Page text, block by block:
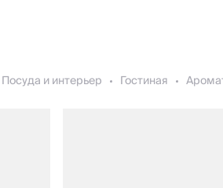
Посуда и интерьер Гостиная